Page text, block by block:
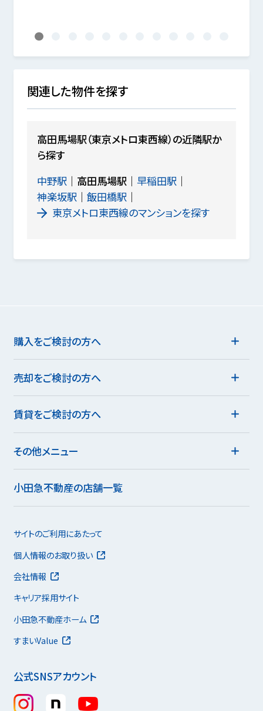
1
関連した物件を探す
高田馬場駅（東京メトロ東西線）の近隣駅か
ら探す
中野駅
高田馬場駅
早稲田駅
神楽坂駅
飯田橋駅
東京メトロ東西線のマンションを探す
購入をご検討の方へ
売却をご検討の方へ
賃貸をご検討の方へ
その他メニュー
小田急不動産の店舗一覧
公式SNSアカウント
サイトのご利用にあたって
個人情報のお取り扱い
会社情報
キャリア採用サイト
小田急不動産ホーム
すまいValue